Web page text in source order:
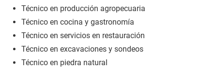
Técnico en producción agropecuaria
Técnico en cocina y gastronomía
Técnico en servicios en restauración
Técnico en excavaciones y sondeos
Técnico en piedra natural